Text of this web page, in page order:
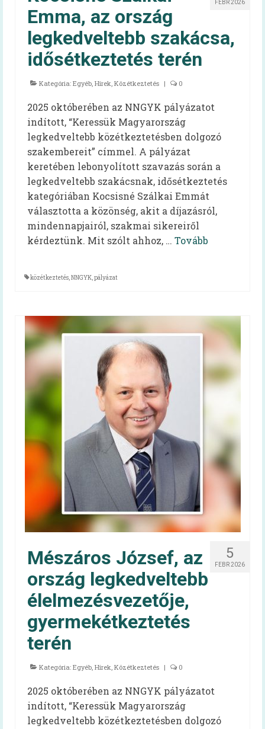
Intézménytípusonkénti hatályos rendeleti
pontok
Diétás étkeztetés
Élelmezésvezetői továbbképzés
Közétkeztetési felmérések
Iskolai táplálkozás-egészségügyi
környezetfelmérés
Óvodai táplálkozás-egészségügyi
Videók
Mindent a menzáról videók
Reform Menza videók
Diétás étkeztetés kiadvány
Egészséges táplálkozást ösztönző iskola
Kóstolj bele a nagyvilágba!
Pályázatok
Keressük Magyarország legkedveltebb
közétkeztetésben dolgozó szakembereit
Keressük 2018 legjobb diétás
közétkeztetőjét
Irma néni Magyarország legkedvesebb
konyhás nénije
Az egészséges is lehet finom!
Magyarország TOP 50 legfinomabb
Keressük 2016 közétkeztetőjét!
Receptek
Cikkek
Oktatás
HAPPY-hét
A HAPPY-hétről
HAPPY-hét – Letölthető segédanyagok
FEBR 2026
Emma, az ország
legkedveltebb szakácsa,
idősétkeztetés terén
Kategória: Egyéb, Hírek, Közétkeztetés | 0
2025 októberében az NNGYK pályázatot
indított, “Keressük Magyarország
legkedveltebb közétkeztetésben dolgozó
szakembereit” címmel. A pályázat
keretében lebonyolított szavazás során a
legkedveltebb szakácsnak, idősétkeztetés
kategóriában Kocsisné Szálkai Emmát
választotta a közönség, akit a díjazásról,
mindennapjairól, szakmai sikereiről
kérdeztünk. Mit szólt ahhoz, … Tovább
közétkeztetés,NNGYK,pályázat
5
FEBR 2026
Mészáros József, az
ország legkedveltebb
élelmezésvezetője,
gyermekétkeztetés
terén
Kategória: Egyéb, Hírek, Közétkeztetés | 0
2025 októberében az NNGYK pályázatot
indított, “Keressük Magyarország
legkedveltebb közétkeztetésben dolgozó